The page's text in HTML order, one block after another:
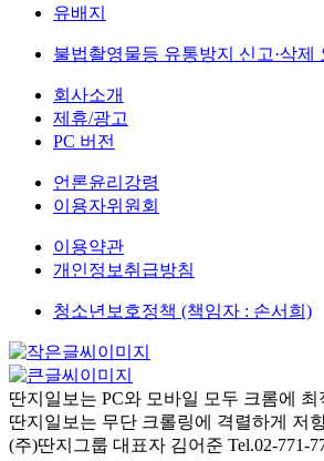
유배지
불법촬영물등 유통방지 신고·삭제
회사소개
제휴/광고
PC 버전
언론윤리강령
이용자위원회
이용약관
개인정보취급방침
청소년보호정책 (책임자 : 손서희)
딴지일보는 PC와 모바일 모두 크롬에
딴지일보는 무단 크롤링에 격렬하게 저
(주)딴지그룹 대표자 김어준 Tel.02-771-